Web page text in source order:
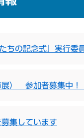
ちの記念式」実行委
） 参加者募集中！
集しています